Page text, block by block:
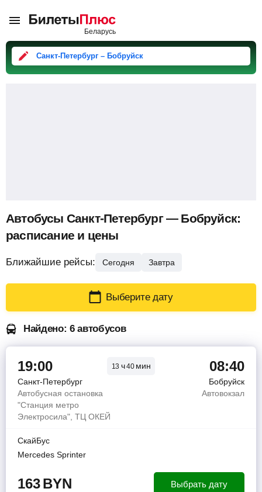
Санкт-Петербург – Бобруйск
Автобусы Санкт-Петербург — Бобруйск:
расписание и цены
Ближайшие рейсы: Сегодня Завтра
Выберите дату
Найдено: 6 автобусов
19:00 13 ч40 мин 08:40
Санкт-Петербург
Бобруйск
Автобусная остановка
"Станция метро
Электросила", ТЦ ОКЕЙ
Автовокзал
СкайБус
Mercedes Sprinter
163BYN Выбрать дату